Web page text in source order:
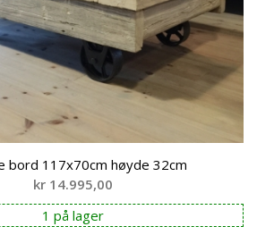
bord 117x70cm høyde 32cm
kr 14.995,00
1 på lager